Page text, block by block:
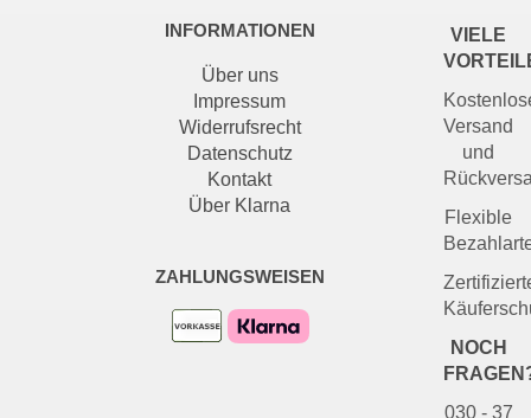
VIELE
Versand
und
Flexible
NOCH
030 - 37
INFORMATIONEN
Über uns
Impressum
Widerrufsrecht
Datenschutz
Kontakt
Über Klarna
ZAHLUNGSWEISEN